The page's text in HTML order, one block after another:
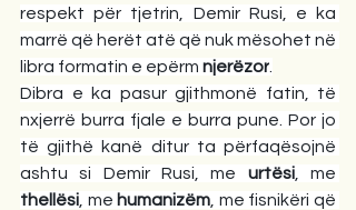
respekt për tjetrin, Demir Rusi, e ka
marrë që herët atë që nuk mësohet në
libra formatin e epërm njerëzor
Dibra e ka pasur gjithmonë fatin, të
nxjerrë burra fjale e burra pune. Por jo
të gjithë kanë ditur ta përfaqësojnë
ashtu si Demir Rusi, me urtësi
thellësi , me humanizëm , me fisnikëri që